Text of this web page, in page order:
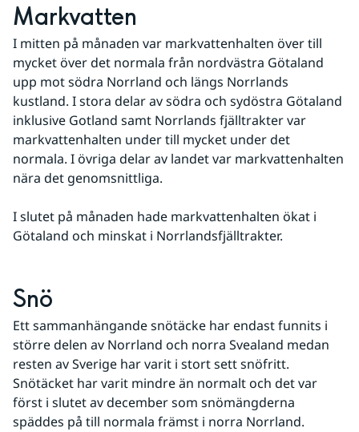
Markvatten
I mitten på månaden var markvattenhalten över till
mycket över det normala från nordvästra Götaland
upp mot södra Norrland och längs Norrlands
kustland. I stora delar av södra och sydöstra Götaland
inklusive Gotland samt Norrlands fjälltrakter var
markvattenhalten under till mycket under det
normala. I övriga delar av landet var markvattenhalten
nära det genomsnittliga.
I slutet på månaden hade markvattenhalten ökat i
Götaland och minskat i Norrlandsfjälltrakter.
Snö
Ett sammanhängande snötäcke har endast funnits i
större delen av Norrland och norra Svealand medan
resten av Sverige har varit i stort sett snöfritt.
Snötäcket har varit mindre än normalt och det var
först i slutet av december som snömängderna
späddes på till normala främst i norra Norrland.